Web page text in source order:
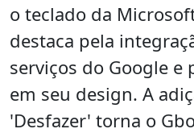
o teclado da
destaca pela
serviços do Google e
em seu design. A
'Desfazer' torna o